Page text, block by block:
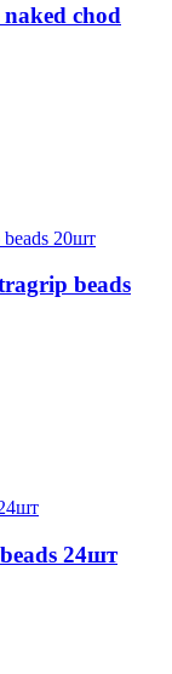
chod
beads
24шт